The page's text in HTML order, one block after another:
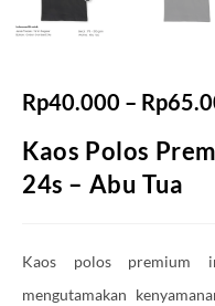
Rp40.000 – Rp
Kaos Polos
24s – Abu Tua
Kaos polos premium
mengutamakan